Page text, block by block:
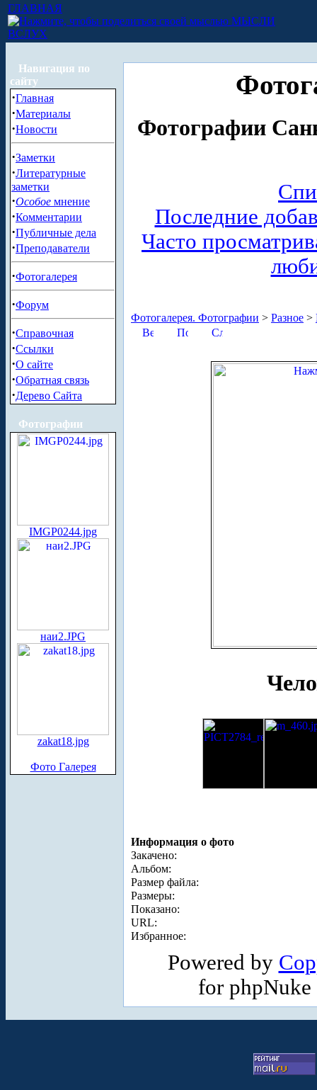
ГЛАВНАЯ
МЫСЛИ
ВСЛУХ
Навигация по
сайту
·Главная
·Материалы
·Новости
·Заметки
·Литературные
заметки
·Особое мнение
·Комментарии
·Публичные дела
·Преподаватели
·Фотогалерея
·Форум
·Справочная
·Ссылки
·О сайте
·Обратная связь
·Дерево Сайта
Фотографии
IMGP0244.jpg
наи2.JPG
zakat18.jpg
Фото Галерея
Фотографии
Последние
Часто
Фотогалерея. Фотографии > Разное >
Информация о фото
Закачено:
Альбом:
Размер файла:
Размеры:
Показано:
URL:
Избранное:
Powered by
for